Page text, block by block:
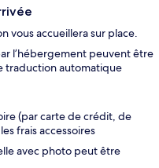
vous accueillera sur place.
l’hébergement peuvent être
traduction automatique
(par carte de crédit, de
frais accessoires
avec photo peut être